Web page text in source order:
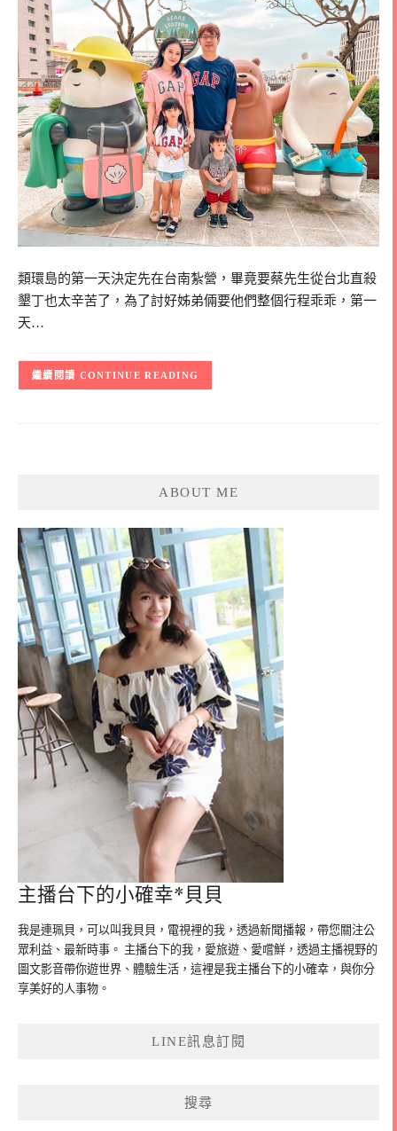
類環島的第一天決定先在台南紮營，畢竟要蔡先生從台北直殺
墾丁也太辛苦了，為了討好姊弟倆要他們整個行程乖乖，第一
天…
CONTINUE READING
ABOUT ME
主播台下的小確幸*貝貝
我是連珮貝，可以叫我貝貝，電視裡的我，透過新聞播報，帶您關注公
眾利益、最新時事。 主播台下的我，愛旅遊、愛嚐鮮，透過主播視野的
圖文影音帶你遊世界、體驗生活，這裡是我主播台下的小確幸，與你分
享美好的人事物。
LINE訊息訂閱
搜尋